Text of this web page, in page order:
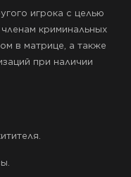
игрока с целью
криминальных
в матрице, а также
при наличии